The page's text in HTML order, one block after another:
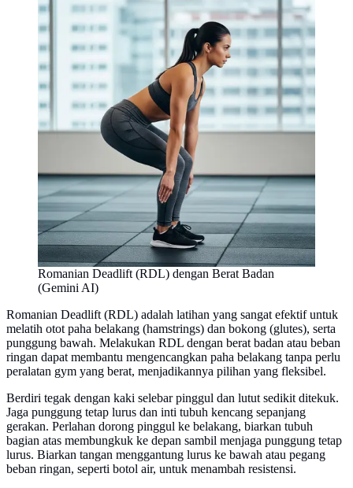
Romanian Deadlift (RDL) dengan Berat Badan
(Gemini AI)
Romanian Deadlift (RDL) adalah latihan yang sangat efektif untuk
melatih otot paha belakang (hamstrings) dan bokong (glutes), serta
punggung bawah. Melakukan RDL dengan berat badan atau beban
ringan dapat membantu mengencangkan paha belakang tanpa perlu
peralatan gym yang berat, menjadikannya pilihan yang fleksibel.
Berdiri tegak dengan kaki selebar pinggul dan lutut sedikit ditekuk.
Jaga punggung tetap lurus dan inti tubuh kencang sepanjang
gerakan. Perlahan dorong pinggul ke belakang, biarkan tubuh
bagian atas membungkuk ke depan sambil menjaga punggung tetap
lurus. Biarkan tangan menggantung lurus ke bawah atau pegang
beban ringan, seperti botol air, untuk menambah resistensi.